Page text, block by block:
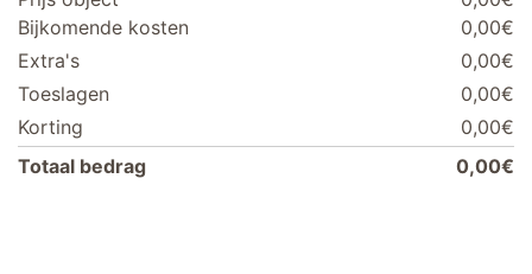
Bijkomende kosten
0,00€
Extra's
0,00€
Toeslagen
0,00€
Korting
0,00€
Totaal bedrag
0,00€